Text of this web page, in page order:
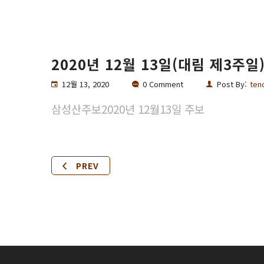
2020년 12월 13일(대림 제3주일
12월 13, 2020 0 Comment Post By:
삼성산주보2020년 12월13일 주보
PREV